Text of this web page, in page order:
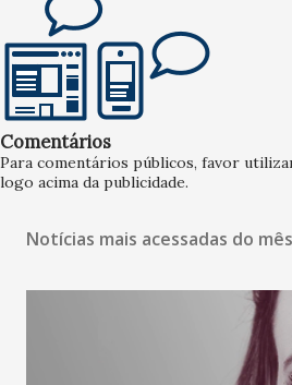
Comentários
Para comentários públicos, favor
logo acima da publicidade.
Notícias mais acessadas do mês